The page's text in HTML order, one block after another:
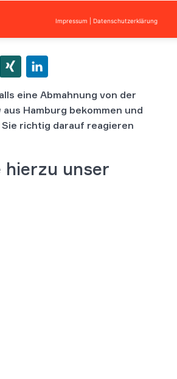
eine Abmahnung von der
aus Hamburg bekommen und
richtig darauf reagieren
hierzu unser
Impressum Datenschutzerklärung